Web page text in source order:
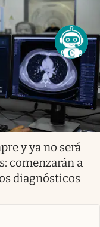
y ya no será
comenzarán a
diagnósticos